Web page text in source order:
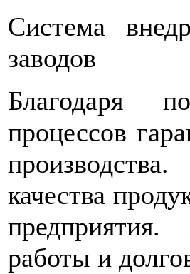
Система
заводов
Благодаря
процессов
качества
предприятия.
работы и